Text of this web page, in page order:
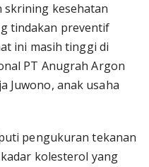
skrining kesehatan
tindakan preventif
ini masih tinggi di
PT Anugrah Argon
Juwono, anak usaha
pengukuran tekanan
kolesterol yang